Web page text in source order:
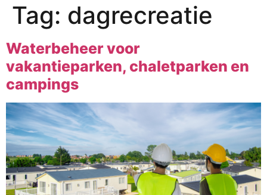
Tag: dagrecreatie
Waterbeheer voor
vakantieparken, chaletparken en
campings